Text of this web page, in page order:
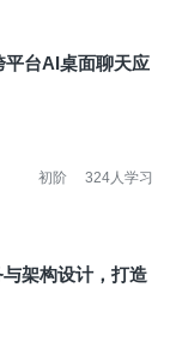
324人学习
初阶
架构设计，打造